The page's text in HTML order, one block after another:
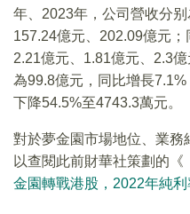
年、2023年，公司營收分别
157.24億元、202.09億元
2.21億元、1.81億元、2.3
為99.8億元，同比增長
下降54.5%至4743.3萬元。
對於夢金園市場地位、業
以查閱此前財華社策劃的《
金園轉戰港股，2022年純